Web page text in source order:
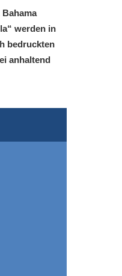
werden in
bedruckten
anhaltend